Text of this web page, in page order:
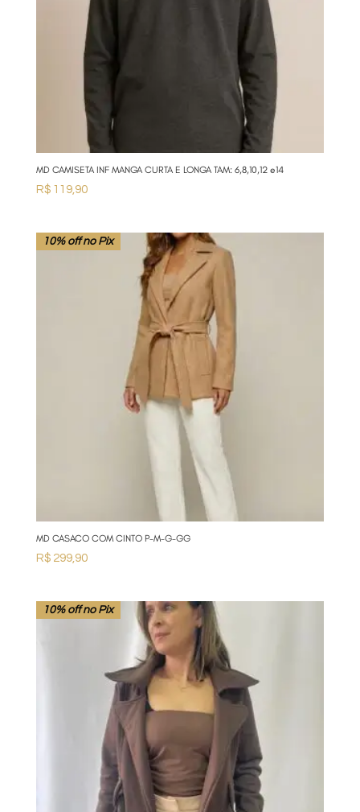
MD CAMISETA INF MANGA CURTA E LONGA TAM: 6,8,10,12 e14
R$119,90
10% off no Pix
MD CASACO COM CINTO P-M-G-GG
R$299,90
10% off no Pix